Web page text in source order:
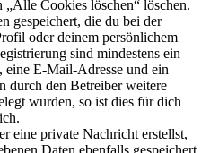
Cookies löschen“ löschen.
gespeichert, die du bei der
oder deinem persönlichem
sind mindestens ein
eine E-Mail-Adresse und ein
durch den Betreiber weitere
wurden, so ist dies für dich
eine private Nachricht erstellst,
Daten ebenfalls gespeichert.